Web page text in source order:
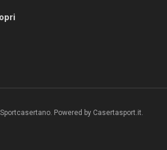
Powered by Casertasport.it.